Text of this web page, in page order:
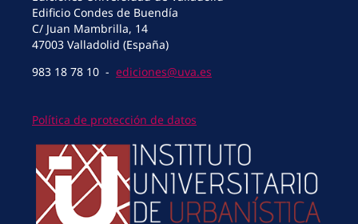
Edificio Condes de Buendía
C/ Juan Mambrilla, 14
47003 Valladolid (España)
983 18 78 10 - ediciones@uva.es
Política de protección de datos